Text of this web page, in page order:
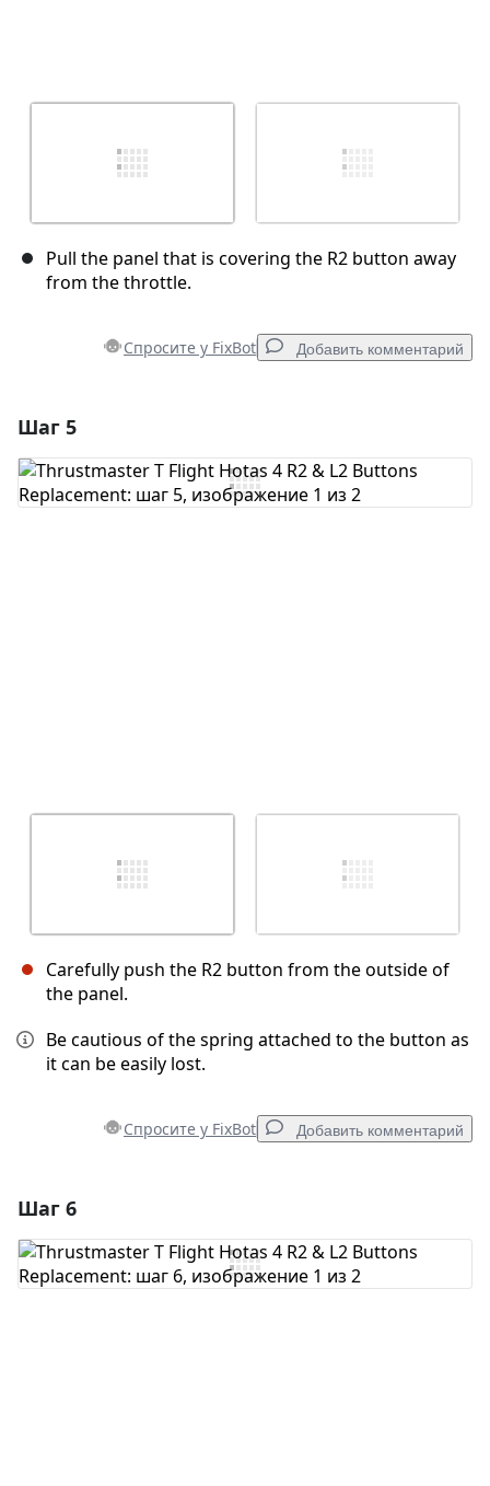
Pull the panel that is covering the R2 button away
from the throttle.
Спросите у FixBot Добавить комментарий
Добавить комментарий
Шаг 5
Carefully push the R2 button from the outside of
the panel.
Be cautious of the spring attached to the button as
it can be easily lost.
Спросите у FixBot Добавить комментарий
Добавить комментарий
Шаг 6